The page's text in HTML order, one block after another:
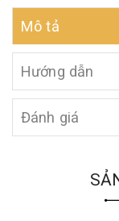
Mô tả
Hướng dẫn
Đánh giá